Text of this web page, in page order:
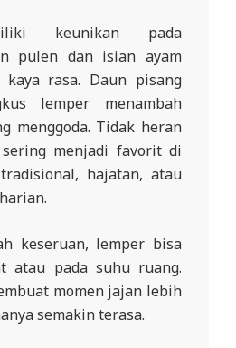
keunikan pada
pulen dan isian ayam
kaya rasa. Daun pisang
lemper menambah
menggoda. Tidak heran
menjadi favorit di
hajatan, atau
keseruan, lemper bisa
atau pada suhu ruang.
momen jajan lebih
semakin terasa.